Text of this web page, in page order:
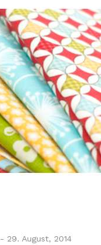
- 29. August, 2014